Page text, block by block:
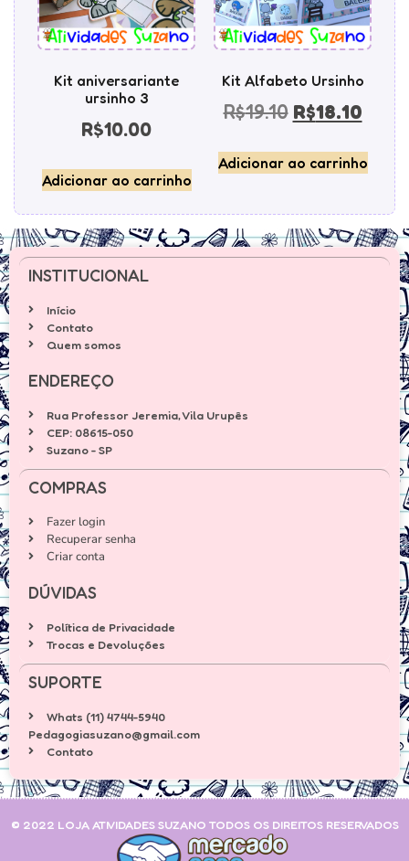
Kit aniversariante
ursinho 3
R$10.00
Adicionar ao carrinho
Kit Alfabeto Ursinho
R$19.10 R$18.10
Adicionar ao carrinho
INSTITUCIONAL
Início
Contato
Quem somos
ENDEREÇO
Rua Professor Jeremia, Vila Urupês
CEP: 08615-050
Suzano - SP
COMPRAS
Fazer login
Recuperar senha
Criar conta
DÚVIDAS
Política de Privacidade
Trocas e Devoluções
SUPORTE
Whats (11) 4744-5940
Pedagogiasuzano@gmail.com
Contato
© 2022 LOJA ATIVIDADES SUZANO TODOS OS DIREITOS RESERVADOS